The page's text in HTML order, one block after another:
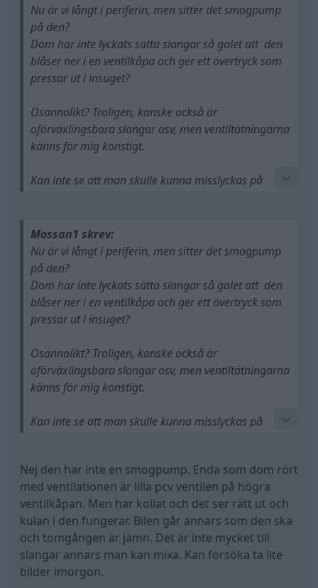
Nu är vi långt i periferin, men sitter det smogpump
på den?
Dom har inte lyckats sätta slangar så galet att den
blåser ner i en ventilkåpa och ger ett övertryck som
pressar ut i insuget?
Osannolikt? Troligen, kanske också är
oförväxlingsbara slangar osv, men ventiltätningarna
känns för mig konstigt.
Kan inte se att man skulle kunna misslyckas på
Men... tusan vet
Mossan1 skrev:
Nu är vi långt i periferin, men sitter det smogpump
på den?
Dom har inte lyckats sätta slangar så galet att den
blåser ner i en ventilkåpa och ger ett övertryck som
pressar ut i insuget?
Osannolikt? Troligen, kanske också är
oförväxlingsbara slangar osv, men ventiltätningarna
känns för mig konstigt.
Kan inte se att man skulle kunna misslyckas på
Men... tusan vet
Nej den har inte en smogpump. Enda som dom rört
med ventilationen är lilla pcv ventilen på högra
ventilkåpan. Men har kollat och det ser rätt ut och
kulan i den fungerar. Bilen går annars som den ska
och tomgången är jämn. Det är inte mycket till
slangar annars man kan mixa. Kan försöka ta lite
bilder imorgon.